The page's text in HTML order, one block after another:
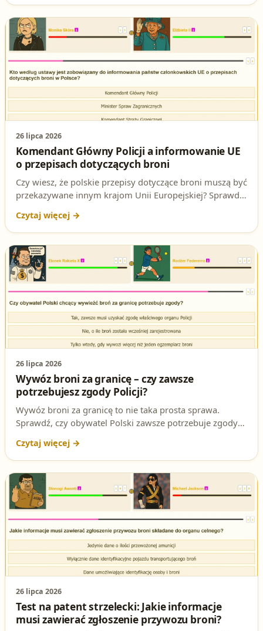
26 lipca 2026
Komendant Główny Policji a informowanie UE
o przepisach dotyczących broni
Czy wiesz, że polskie przepisy dotyczące broni muszą być
przekazywane innym krajom Unii Europejskiej? Sprawdź,
pytanie regularnie pojawia się na egzaminie na patent
strzelecki.
26 lipca 2026
Wywóz broni za granicę – czy zawsze
potrzebujesz zgody Policji?
Wywóz broni za granicę to nie taka prosta sprawa.
Sprawdź, czy obywatel Polski zawsze potrzebuje zgody
patent strzelecki.
26 lipca 2026
Test na patent strzelecki: Jakie informacje
musi zawierać zgłoszenie przywozu broni?